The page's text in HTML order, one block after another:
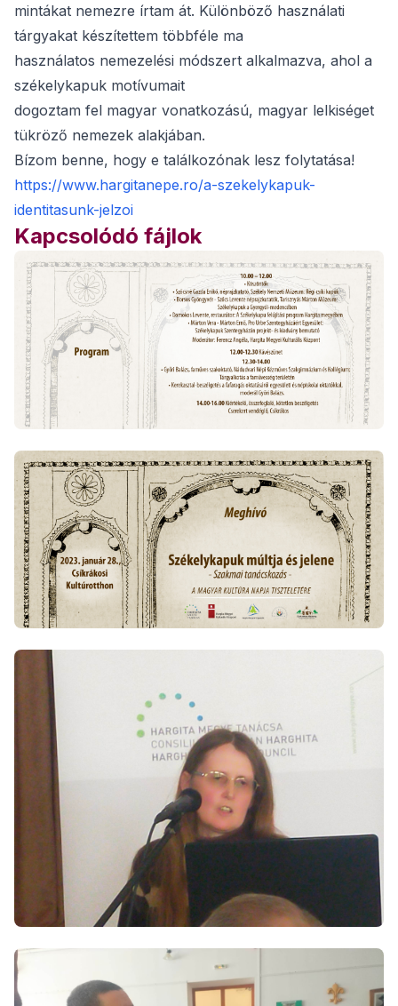
mintákat nemezre írtam át. Különböző használati
tárgyakat készítettem többféle ma
használatos nemezelési módszert alkalmazva, ahol a
székelykapuk motívumait
dogoztam fel magyar vonatkozású, magyar lelkiséget
tükröző nemezek alakjában.
Bízom benne, hogy e találkozónak lesz folytatása!
https://www.hargitanepe.ro/a-szekelykapuk-
identitasunk-jelzoi
Kapcsolódó fájlok